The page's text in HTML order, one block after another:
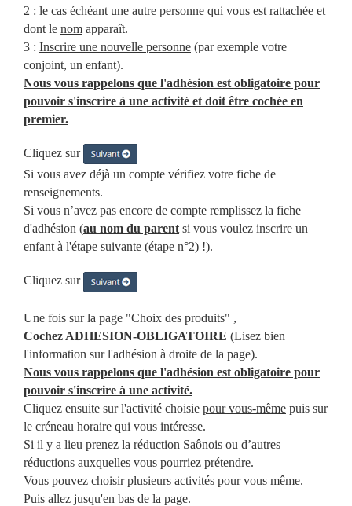
2 : le cas échéant une autre personne qui vous est rattachée et
dont le nom apparaît.
3 : Inscrire une nouvelle personne (par exemple votre
conjoint, un enfant).
Nous vous rappelons que l'adhésion est obligatoire pour
pouvoir s'inscrire à une activité et doit être cochée en
premier.
Cliquez sur
Si vous avez déjà un compte vérifiez votre fiche de
renseignements.
Si vous n’avez pas encore de compte remplissez la fiche
d'adhésion (au nom du parent si vous voulez inscrire un
enfant à l'étape suivante (étape n°2) !).
Cliquez sur
Une fois sur la page "Choix des produits" ,
Cochez ADHESION-OBLIGATOIRE (Lisez bien
l'information sur l'adhésion à droite de la page).
Nous vous rappelons que l'adhésion est obligatoire pour
pouvoir s'inscrire à une activité.
Cliquez ensuite sur l'activité choisie pour vous-même puis sur
le créneau horaire qui vous intéresse.
Si il y a lieu prenez la réduction Saônois ou d’autres
réductions auxquelles vous pourriez prétendre.
Vous pouvez choisir plusieurs activités pour vous même.
Puis allez jusqu'en bas de la page.